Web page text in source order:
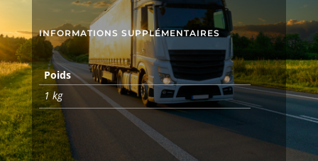
INFORMATIONS SUPPLÉMENTAIRES
Poids
1 kg